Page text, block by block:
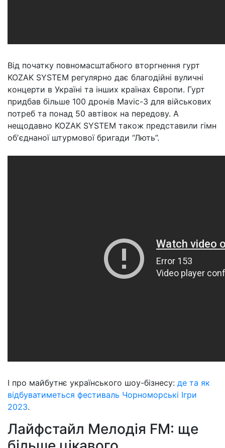
Від початку повномасштабного вторгнення гурт
KOZAK SYSTEM регулярно дає благодійні вуличні
концерти в Україні та інших країнах Європи. Гурт
придбав більше 100 дронів Mavic-3 для військових
потреб та понад 50 автівок на передову. А
нещодавно KOZAK SYSTEM також представили гімн
обʼєднаної штурмової бригади “Лють”.
І про майбутнє українського шоу-бізнесу: де та як
відбуватиметься фестиваль Чорноморські Ігри
2023.
Лайфстайл Мелодія FM: ще